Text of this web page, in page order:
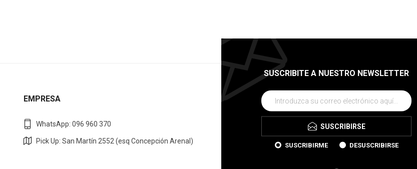
SUSCRIBITE A NUESTRO NEWSLETTER
SUSCRIBIRSE
SUSCRIBIRME DESUSCRIBIRSE
EMPRESA
WhatsApp: 096 960 370
Pick Up: San Martín 2552 (esq Concepción Arenal)